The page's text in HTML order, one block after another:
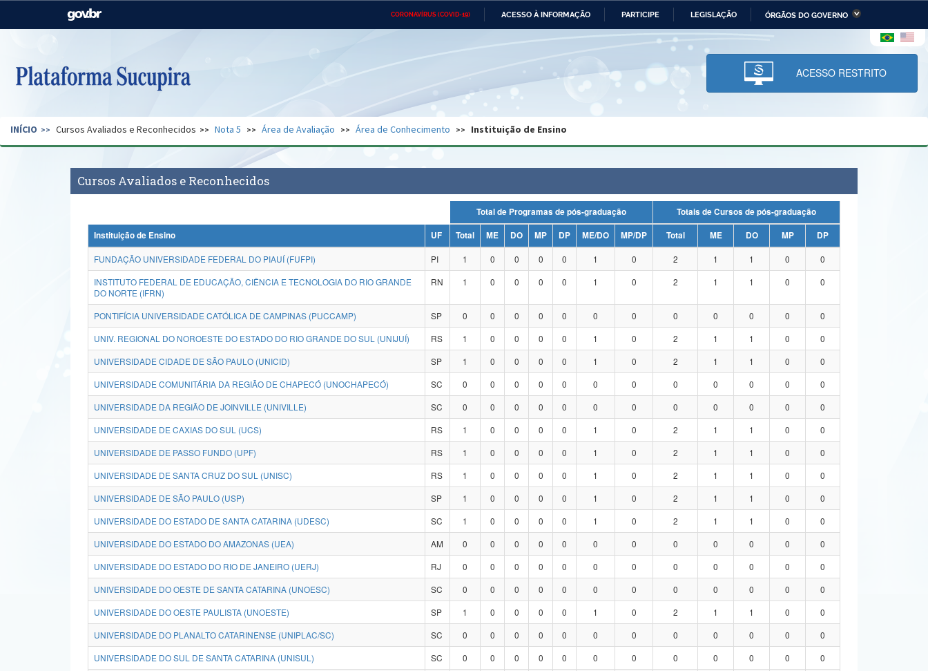
CORONAVÍRUS (COVID-19) ACESSO À INFORMAÇÃO PARTICIPE LEGISLAÇÃO ÓRGÃOS DO GOVERNO
Casa Civil Ministério das Relações Ministério da Economia Ministério da Infraestrutura
Pecuária e Abastecimento
Ministério da Ciência,
Tecnologia, Inovações e
Comunicações
Ministério do Desenvolvimento
Regional e dos Direitos Humanos
Secretaria de Governo Gabinete de Segurança Advocacia-Geral da União Banco Central do Brasil Planalto
ACESSO RESTRITO
INÍCIO Cursos Avaliados e Reconhecidos Nota 5 Área de Avaliação Área de Conhecimento Instituição de Ensino
Cursos Avaliados e Reconhecidos
Total de Programas de pós-graduação
Totais de Cursos de pós-graduação
Instituição de Ensino
UF Total ME DO MP DP ME/DO MP/DP Total ME DO MP
DP
FUNDAÇÃO UNIVERSIDADE FEDERAL DO PIAUÍ (FUFPI)
PI 1 0 0 0 0 1 0 2 1 1 0
0
INSTITUTO FEDERAL DE EDUCAÇÃO, CIÊNCIA E TECNOLOGIA DO RIO GRANDE
DO NORTE (IFRN)
RN 1 0 0 0 0 1 0 2 1 1 0 0
PONTIFÍCIA UNIVERSIDADE CATÓLICA DE CAMPINAS (PUCCAMP) SP 0 0 0 0 0 0 0 0 0 0 0
0
UNIV. REGIONAL DO NOROESTE DO ESTADO DO RIO GRANDE DO SUL (UNIJUÍ)
RS 1 0 0 0 0 1 0 2 1 1 0
0
UNIVERSIDADE CIDADE DE SÃO PAULO (UNICID)
SP 1 0 0 0 0 1 0 2 1 1 0
0
UNIVERSIDADE COMUNITÁRIA DA REGIÃO DE CHAPECÓ (UNOCHAPECÓ)
SC 0 0 0 0 0 0 0 0 0 0 0
0
UNIVERSIDADE DA REGIÃO DE JOINVILLE (UNIVILLE)
SC 0 0 0 0 0 0 0 0 0 0 0
0
UNIVERSIDADE DE CAXIAS DO SUL (UCS)
RS 1 0 0 0 0 1 0 2 1 1 0
0
UNIVERSIDADE DE PASSO FUNDO (UPF)
RS 1 0 0 0 0 1 0 2 1 1 0
0
UNIVERSIDADE DE SANTA CRUZ DO SUL (UNISC)
RS 1 0 0 0 0 1 0 2 1 1 0
0
UNIVERSIDADE DE SÃO PAULO (USP)
SP 1 0 0 0 0 1 0 2 1 1 0
0
UNIVERSIDADE DO ESTADO DE SANTA CATARINA (UDESC)
SC 1 0 0 0 0 1 0 2 1 1 0
0
UNIVERSIDADE DO ESTADO DO AMAZONAS (UEA)
AM 0 0 0 0 0 0 0 0 0 0 0
0
UNIVERSIDADE DO ESTADO DO RIO DE JANEIRO (UERJ)
RJ 0 0 0 0 0 0 0 0 0 0 0
0
UNIVERSIDADE DO OESTE DE SANTA CATARINA (UNOESC)
SC 0 0 0 0 0 0 0 0 0 0 0
0
UNIVERSIDADE DO OESTE PAULISTA (UNOESTE)
SP 1 0 0 0 0 1 0 2 1 1 0
0
UNIVERSIDADE DO PLANALTO CATARINENSE (UNIPLAC/SC)
SC 0 0 0 0 0 0 0 0 0 0 0
0
UNIVERSIDADE DO SUL DE SANTA CATARINA (UNISUL)
SC 0 0 0 0 0 0 0 0 0 0 0
0